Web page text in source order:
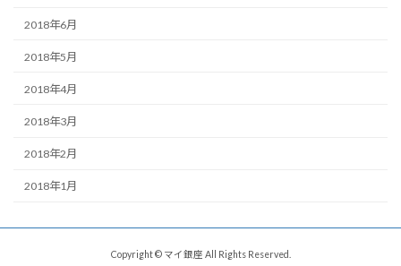
2018年6月
2018年5月
2018年4月
2018年3月
2018年2月
2018年1月
Copyright © マイ銀座 All Rights Reserved.